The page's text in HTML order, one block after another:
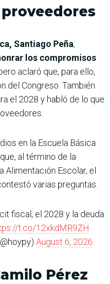
Santiago Peña,
los compromisos
aclaró que, para ello,
del Congreso. También
el 2028 y habló de lo que
en la Escuela Básica
al término de la
Alimentación Escolar, el
varias preguntas.
fiscal, el 2028 y la deuda
t.co/12xkdMR9ZH
August 6, 2026
Pérez